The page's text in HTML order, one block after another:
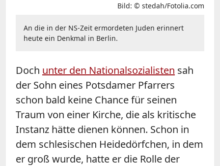
Bild: © stedah/Fotolia.com
An die in der NS-Zeit ermordeten Juden erinnert
heute ein Denkmal in Berlin.
Doch unter den Nationalsozialisten sah
der Sohn eines Potsdamer Pfarrers
schon bald keine Chance für seinen
Traum von einer Kirche, die als kritische
Instanz hätte dienen können. Schon in
dem schlesischen Heidedörfchen, in dem
er groß wurde, hatte er die Rolle der